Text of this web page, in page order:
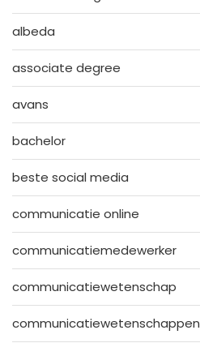
albeda
associate degree
avans
bachelor
beste social media
communicatie online
communicatiemedewerker
communicatiewetenschap
communicatiewetenschappen